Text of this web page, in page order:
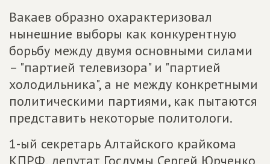
Вакаев образно охарактеризовал
нынешние выборы как конкурентную
борьбу между двумя основными силами
– "партией телевизора" и "партией
холодильника", а не между конкретными
политическими партиями, как пытаются
представить некоторые политологи.
1-ый секретарь Алтайского крайкома
КПРФ, депутат Госдумы Сергей Юрченко